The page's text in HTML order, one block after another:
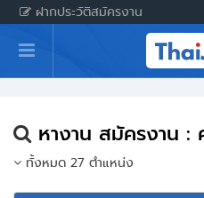
ฝากประวัติสมัครงาน
หน้าหลัก
ผู้สมัครงาน: เข้าสู่ระบบ
เกร็ดความรู้
หางาน สมัครงาน :
ทั้งหมด 27 ตำแหน่ง